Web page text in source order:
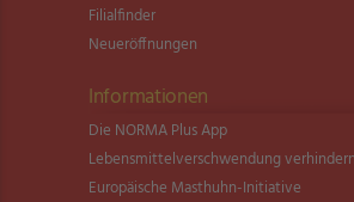
Filialfinder
Neueröffnungen
Informationen
Die NORMA Plus App
Lebensmittel­verschwendung verhindern
Europäische Masthuhn-Initiative